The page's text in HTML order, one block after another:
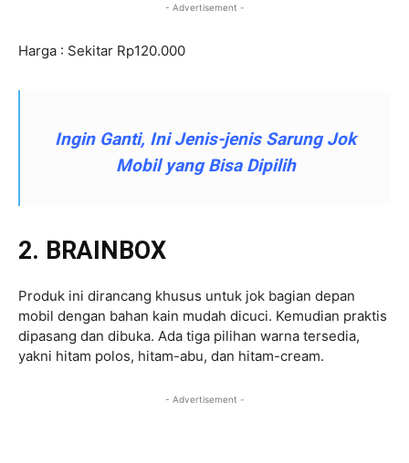
- Advertisement -
Harga : Sekitar Rp120.000
Ingin Ganti, Ini Jenis-jenis Sarung Jok
Mobil yang Bisa Dipilih
2. BRAINBOX
Produk ini dirancang khusus untuk jok bagian depan
mobil dengan bahan kain mudah dicuci. Kemudian praktis
dipasang dan dibuka. Ada tiga pilihan warna tersedia,
yakni hitam polos, hitam-abu, dan hitam-cream.
- Advertisement -